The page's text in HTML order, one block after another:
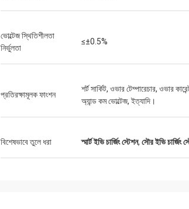
ভোল্টেজ স্থিতিশীলতা
নির্ভুলতা
≤±0.5%
প্রতিরক্ষামূলক ফাংশন
শর্ট সার্কিট, ওভার টেম্পারেচার, ওভার
অ্যান্ড কম ভোল্টেজ, ইত্যাদি।
বিশেষভাবে তুলে ধরা স্মার্ট ইভি চার্জিং স্টেশন, সৌর ইভি চার্জিং